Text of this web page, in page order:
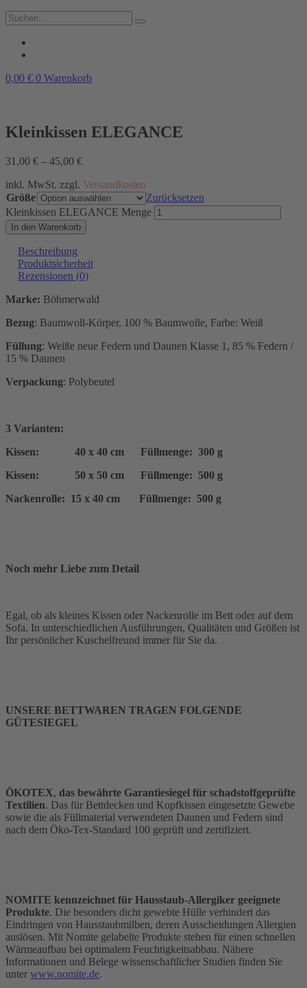
0,00 € 0 Warenkorb
Kleinkissen ELEGANCE
31,00 € – 45,00 €
inkl. MwSt. zzgl. Versandkosten
Größe
Zurücksetzen
Kleinkissen ELEGANCE Menge
In den Warenkorb
Beschreibung
Produktsicherheit
Rezensionen (0)
Marke: Böhmerwald
Bezug: Baumwoll-Körper, 100 % Baumwolle, Farbe: Weiß
Füllung: Weiße neue Federn und Daunen Klasse 1, 85 % Federn /
15 % Daunen
Verpackung: Polybeutel
3 Varianten:
Kissen: 40 x 40 cm Füllmenge: 300 g
Kissen: 50 x 50 cm Füllmenge: 500 g
Nackenrolle: 15 x 40 cm Füllmenge: 500 g
Noch mehr Liebe zum Detail
Egal, ob als kleines Kissen oder Nackenrolle im Bett oder auf dem
Sofa. In unterschiedlichen Ausführungen, Qualitäten und Größen ist
Ihr persönlicher Kuschelfreund immer für Sie da.
UNSERE BETTWAREN TRAGEN FOLGENDE
GÜTESIEGEL
ÖKOTEX, das bewährte Garantiesiegel für schadstoffgeprüfte
Textilien. Das für Bettdecken und Kopfkissen eingesetzte Gewebe
sowie die als Füllmaterial verwendeten Daunen und Federn sind
nach dem Öko-Tex-Standard 100 geprüft und zertifiziert.
NOMITE kennzeichnet für Hausstaub-Allergiker geeignete
Produkte. Die besonders dicht gewebte Hülle verhindert das
Eindringen von Hausstaubmilben, deren Ausscheidungen Allergien
auslösen. Mit Nomite gelabelte Produkte stehen für einen schnellen
Wärmeaufbau bei optimalem Feuchtigkeitsabbau. Nähere
Informationen und Belege wissenschaftlicher Studien finden Sie
unter www.nomite.de.